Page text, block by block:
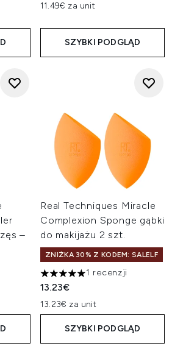
11.49€ za unit
SZYBKI PODGLĄD
–
Real Techniques Miracle
Complexion Sponge gąbki
do makijażu 2 szt.
ZNIŻKA 30% Z KODEM: SALELF
5 gwiazdek na maksymalnie 5
1 recenzji
13.23€
13.23€ za unit
SZYBKI PODGLĄD